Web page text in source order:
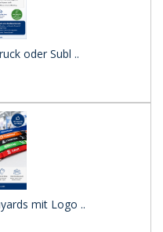
oder Subl ..
mit Logo ..